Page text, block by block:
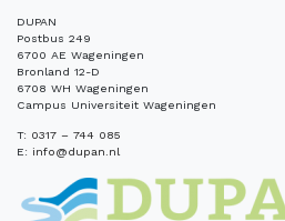
DUPAN
Postbus 249
6700 AE Wageningen
Bronland 12-D
6708 WH Wageningen
Campus Universiteit Wageningen
T: 0317 – 744 085
E: info@dupan.nl